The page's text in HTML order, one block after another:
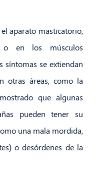
aparato masticatorio,
o en los músculos
síntomas se extiendan
otras áreas, como la
que algunas
pueden tener su
una mala mordida,
o desórdenes de la